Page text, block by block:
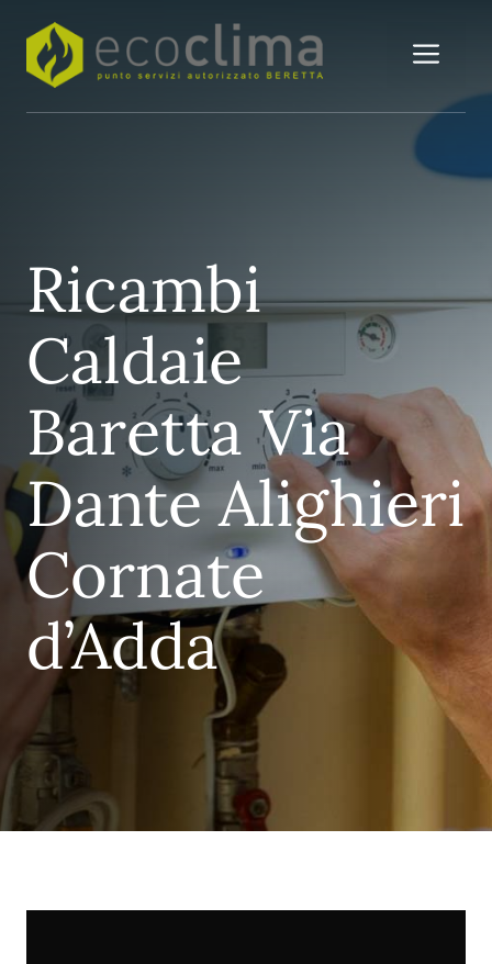
contenuto
Ricambi
Caldaie
Baretta Via
Dante Alighieri
Cornate
d’Adda